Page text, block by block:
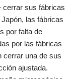
cerrar sus fábricas
las fábricas
por falta de
por las fábricas
cerrar una de sus
ajustada.